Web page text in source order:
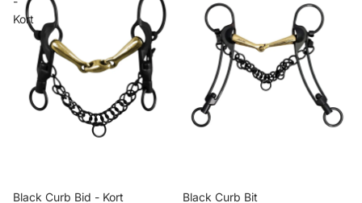
Kort
Black Curb Bid - Kort Black Curb Bit